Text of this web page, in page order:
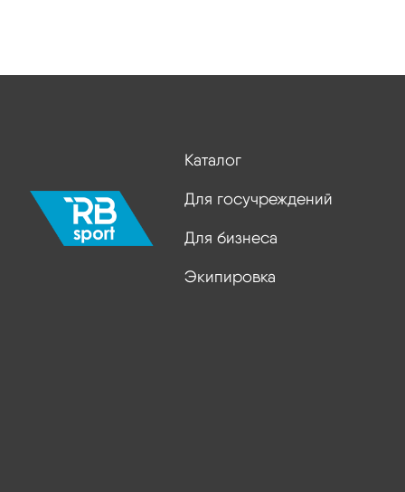
Каталог
Для госучреждений
Для бизнеса
Экипировка